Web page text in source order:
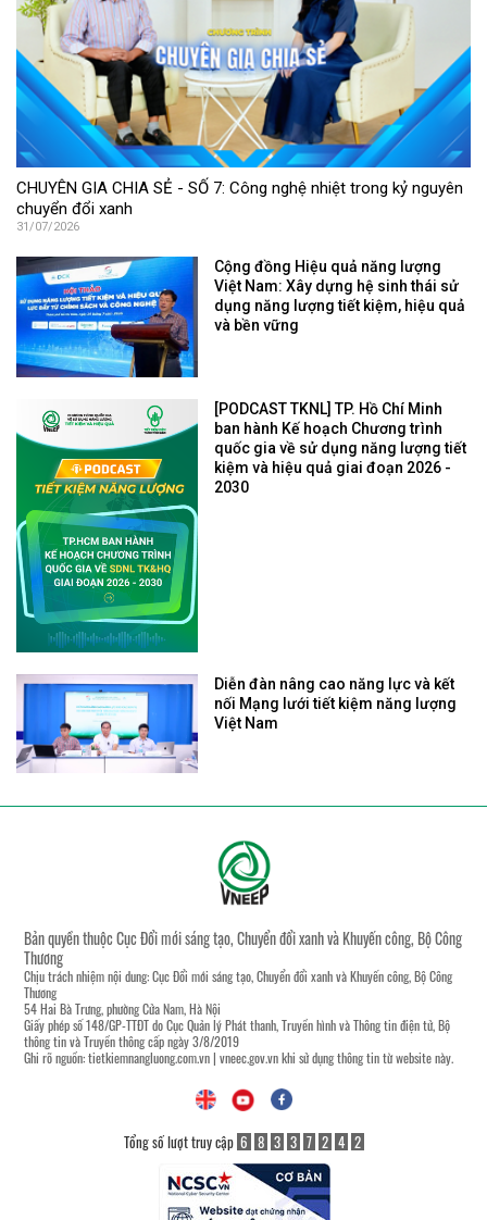
CHUYÊN GIA CHIA SẺ - SỐ 7: Công nghệ nhiệt trong kỷ nguyên
chuyển đổi xanh
31/07/2026
Cộng đồng Hiệu quả năng lượng
Việt Nam: Xây dựng hệ sinh thái sử
dụng năng lượng tiết kiệm, hiệu quả
và bền vững
[PODCAST TKNL] TP. Hồ Chí Minh
ban hành Kế hoạch Chương trình
quốc gia về sử dụng năng lượng tiết
kiệm và hiệu quả giai đoạn 2026 -
2030
Diễn đàn nâng cao năng lực và kết
nối Mạng lưới tiết kiệm năng lượng
Việt Nam
Bản quyền thuộc Cục Đổi mới sáng tạo, Chuyển đổi xanh và Khuyến công, Bộ Công
Thương
Chịu trách nhiệm nội dung: Cục Đổi mới sáng tạo, Chuyển đổi xanh và Khuyến công, Bộ Công
Thương
54 Hai Bà Trưng, phường Cửa Nam, Hà Nội
Giấy phép số 148/GP-TTĐT do Cục Quản lý Phát thanh, Truyền hình và Thông tin điện tử, Bộ
thông tin và Truyền thông cấp ngày 3/8/2019
Ghi rõ nguồn:tietkiemnangluong.com.vn| vneec.gov.vnkhi sử dụng thông tin từ website này.
Tổng số lượt truy cập 6 8 3 3 7 2 4 2